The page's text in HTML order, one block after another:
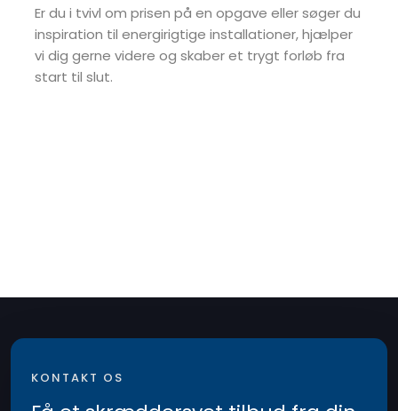
​Er du i tvivl om prisen på en opgave eller søger du
inspiration til energirigtige installationer, hjælper
vi dig gerne videre og skaber et trygt forløb fra
start til slut.
KONTAKT OS